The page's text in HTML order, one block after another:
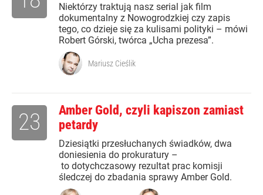
Niektórzy traktują nasz serial jak film
dokumentalny z Nowogrodzkiej czy zapis
tego, co dzieje się za kulisami polityki – mówi
Robert Górski, twórca „Ucha prezesa”.
Mariusz Cieślik
Amber Gold, czyli kapiszon zamiast
petardy
Dziesiątki przesłuchanych świadków, dwa
doniesienia do prokuratury –
to dotychczasowy rezultat prac komisji
śledczej do zbadania sprawy Amber Gold.
23